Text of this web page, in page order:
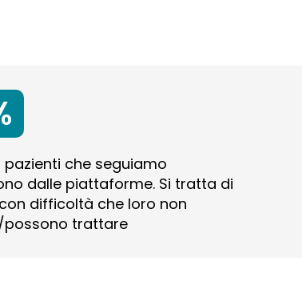
pazienti che seguiamo
dalle piattaforme. Si tratta di
difficoltà che loro non
possono trattare